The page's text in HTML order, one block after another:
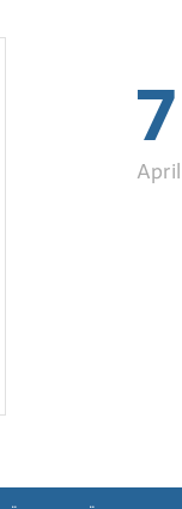
7
April